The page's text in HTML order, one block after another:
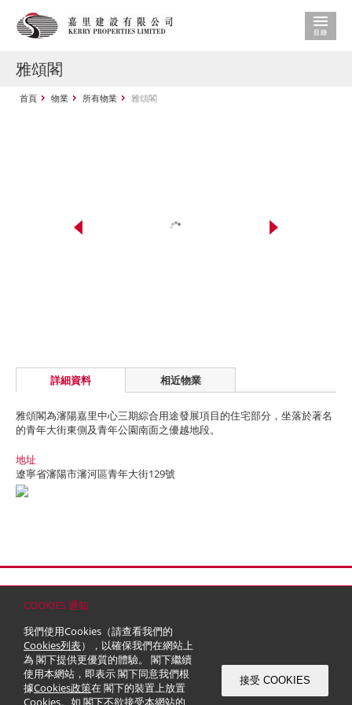
COOKIES 通知
我們使用Cookies（請查看我們的
Cookies列表），以確保我們在網站上
為 閣下提供更優質的體驗。 閣下繼續
使用本網站，即表示 閣下同意我們根
據Cookies政策在 閣下的裝置上放置
Cookies。如 閣下不欲接受本網站的
接受 COOKIES
雅頌閣
首頁 物業 所有物業 雅頌閣
詳細資料 相近物業
雅頌閣為瀋陽嘉里中心三期綜合用途發展項目的住宅部分，坐落於著名
的青年大街東側及青年公園南面之優越地段。
地址
遼寧省瀋陽市瀋河區青年大街129號
© 2026 嘉里建設有限公司 (於百慕達註冊成立之有限公司)